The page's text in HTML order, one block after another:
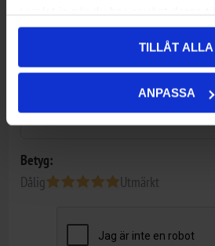
TILLÅT ALLA
ANPASSA
Betyg:
Dålig
Utmärkt